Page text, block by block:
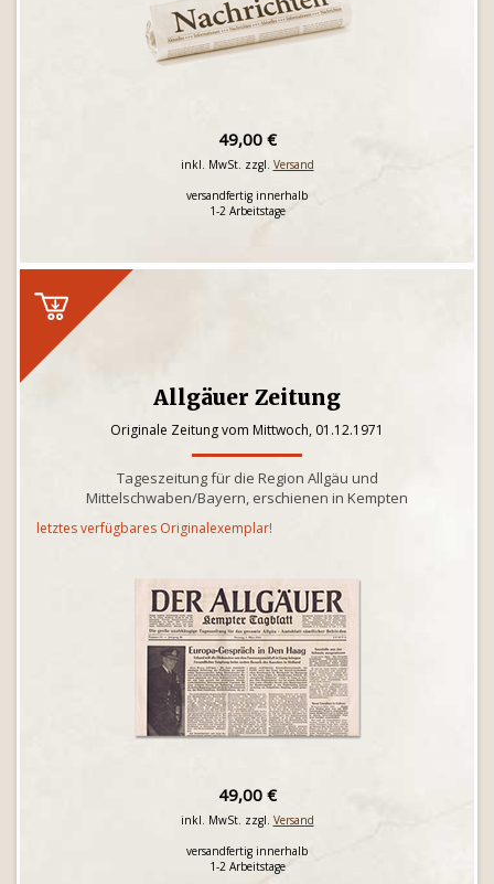
49,00 €
inkl. MwSt. zzgl. Versand
versandfertig innerhalb
1-2 Arbeitstage
Allgäuer Zeitung
Originale Zeitung vom Mittwoch, 01.12.1971
Tageszeitung für die Region Allgäu und
Mittelschwaben/Bayern, erschienen in Kempten
letztes verfügbares Originalexemplar!
49,00 €
inkl. MwSt. zzgl. Versand
versandfertig innerhalb
1-2 Arbeitstage